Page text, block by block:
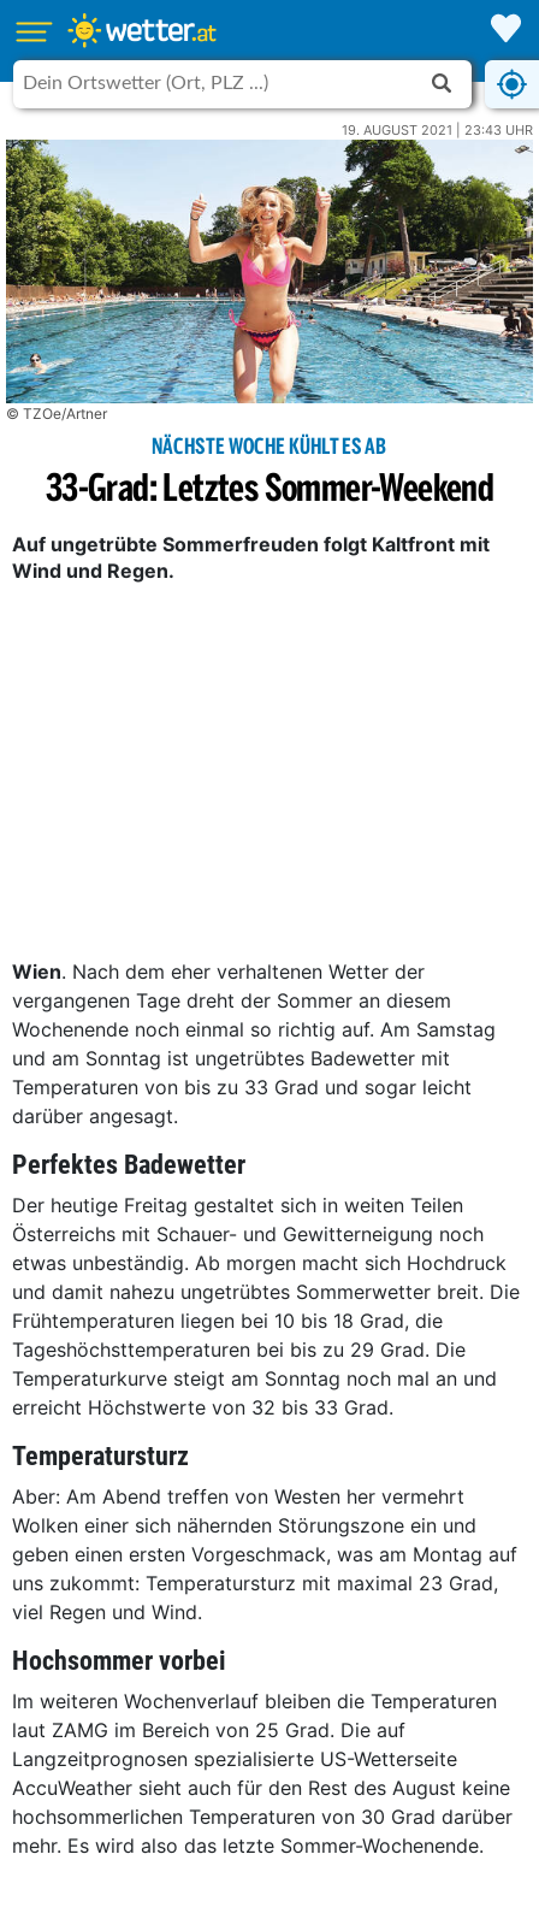
19. AUGUST 2021 | 23:43 UHR
© TZOe/Artner
NÄCHSTE WOCHE KÜHLT ES AB
33-Grad: Letztes Sommer-Weekend
Auf ungetrübte Sommerfreuden folgt Kaltfront mit
Wind und Regen.
Wien. Nach dem eher verhaltenen Wetter der
vergangenen Tage dreht der Sommer an diesem
Wochenende noch einmal so richtig auf. Am Samstag
und am Sonntag ist ungetrübtes Badewetter mit
Temperaturen von bis zu 33 Grad und sogar leicht
darüber angesagt.
Perfektes Badewetter
Der heutige Freitag gestaltet sich in weiten Teilen
Österreichs mit Schauer- und Gewitterneigung noch
etwas unbeständig. Ab morgen macht sich Hochdruck
und damit nahezu ungetrübtes Sommerwetter breit. Die
Frühtemperaturen liegen bei 10 bis 18 Grad, die
Tageshöchsttemperaturen bei bis zu 29 Grad. Die
Temperaturkurve steigt am Sonntag noch mal an und
erreicht Höchstwerte von 32 bis 33 Grad.
Temperatursturz
Aber: Am Abend treffen von Westen her vermehrt
Wolken einer sich nähernden Störungszone ein und
geben einen ersten Vorgeschmack, was am Montag auf
uns zukommt: Temperatursturz mit maximal 23 Grad,
viel Regen und Wind.
Hochsommer vorbei
Im weiteren Wochenverlauf bleiben die Temperaturen
laut ZAMG im Bereich von 25 Grad. Die auf
Langzeitprognosen spezialisierte US-Wetterseite
AccuWea­ther sieht auch für den Rest des August keine
hochsommerlichen Temperaturen von 30 Grad darüber
mehr. Es wird also das letzte Sommer-Wochenende.